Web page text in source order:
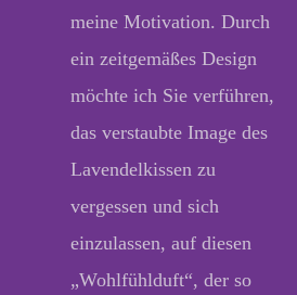
meine Motivation. Durch
ein zeitgemäßes Design
möchte ich Sie verführen,
das verstaubte Image des
Lavendelkissen zu
vergessen und sich
einzulassen, auf diesen
„Wohlfühlduft“, der so